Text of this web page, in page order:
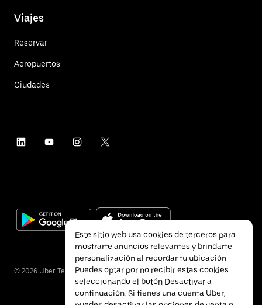
Viajes
Reservar
Aeropuertos
Ciudades
© 2026 Uber Technologies Inc.
Este sitio web usa cookies de terceros para
mostrarte anuncios relevantes y brindarte
personalización al recordar tu ubicación.
Puedes optar por no recibir estas cookies
seleccionando el botón Desactivar a
continuación. Si tienes una cuenta Uber,